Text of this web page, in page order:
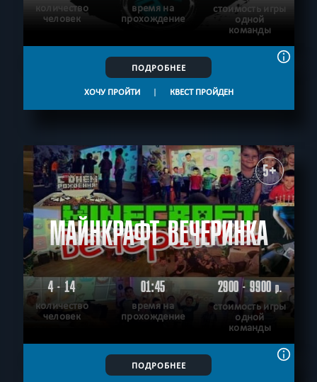
количество
человек
время на
прохождение
стоимость игры
одной
команды
ПОДРОБНЕЕ
ХОЧУ ПРОЙТИ | КВЕСТ ПРОЙДЕН
5+
МАЙНКРАФТ ВЕЧЕРИНКА
4 - 14
количество
человек
01:45
время на
прохождение
2900 - 9900р.
стоимость игры
одной
команды
ПОДРОБНЕЕ